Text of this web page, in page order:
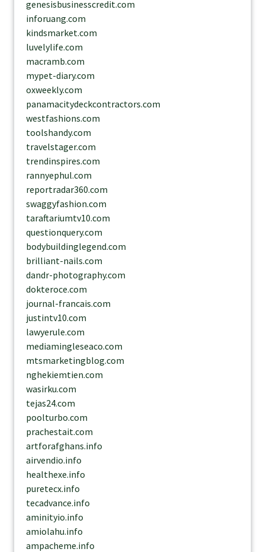
genesisbusinesscredit.com
inforuang.com
kindsmarket.com
luvelylife.com
macramb.com
mypet-diary.com
oxweekly.com
panamacitydeckcontractors.com
westfashions.com
toolshandy.com
travelstager.com
trendinspires.com
rannyephul.com
reportradar360.com
swaggyfashion.com
taraftariumtv10.com
questionquery.com
bodybuildinglegend.com
brilliant-nails.com
dandr-photography.com
dokteroce.com
journal-francais.com
justintv10.com
lawyerule.com
mediamingleseaco.com
mtsmarketingblog.com
nghekiemtien.com
wasirku.com
tejas24.com
poolturbo.com
prachestait.com
artforafghans.info
airvendio.info
healthexe.info
puretecx.info
tecadvance.info
aminityio.info
amiolahu.info
ampacheme.info